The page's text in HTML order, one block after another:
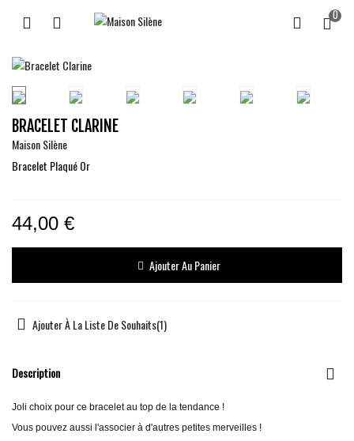
0
BRACELET CLARINE
Maison Silène
Bracelet Plaqué Or
44,00 €
Ajouter Au Panier
Ajouter À La Liste De Souhaits(1)
Description
Joli choix pour ce bracelet au top de la tendance !
Vous pouvez aussi l'associer à d'autres petites merveilles !